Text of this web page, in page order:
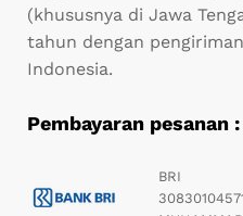
(khususnya di Jawa
tahun dengan
Indonesia.
Pembayaran pesanan :
BRI